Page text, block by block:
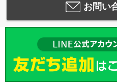
お問い